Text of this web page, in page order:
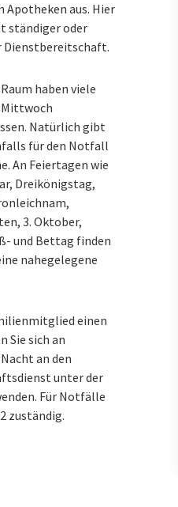
Apotheken aus. Hier
ständiger oder
Dienstbereitschaft.
haben viele
Natürlich gibt
für den Notfall
An Feiertagen wie
Dreikönigstag,
3. Oktober,
und Bettag finden
nahegelegene
einen
Sie sich an
an den
unter der
Für Notfälle
zuständig.